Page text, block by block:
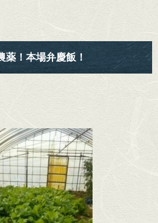
薬！本場弁慶飯！